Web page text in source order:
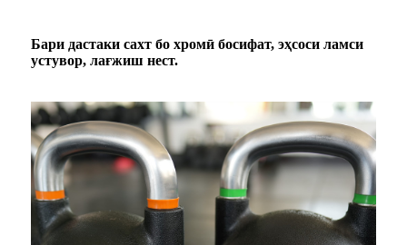
Бари дастаки сахт бо хромӣ босифат, эҳсоси ламси
устувор, лағжиш нест.